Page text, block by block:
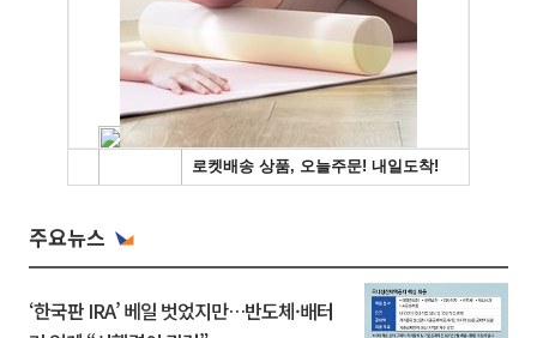
주요뉴스
‘한국판 IRA’ 베일 벗었지만…반도체·배터